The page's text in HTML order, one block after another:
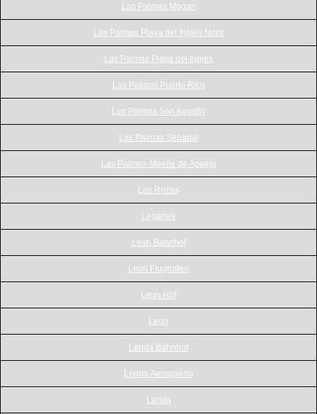
Las Palmas Mogan
Las Palmas Playa del Ingles Nord
Las Palmas Playa del Ingles
Las Palmas Puerto Rico
Las Palmas San Agustín
Las Palmas Sebadal
Las Palmas-Muelle de Agaete
Las Rozas
Leganes
Leon Bahnhof
Leon Flughafen
Leon Hbf
Leon
Lerida Bahnhof
Lerida Aeropuerto
Lerida